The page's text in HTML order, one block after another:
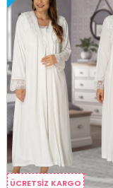
ÜCRETSIZ KARGO